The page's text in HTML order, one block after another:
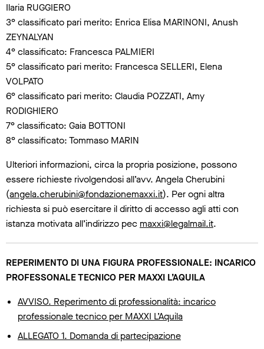
Ilaria RUGGIERO
3° classificato pari merito: Enrica Elisa MARINONI, Anush
ZEYNALYAN
4° classificato: Francesca PALMIERI
5° classificato pari merito: Francesca SELLERI, Elena
VOLPATO
6° classificato pari merito: Claudia POZZATI, Amy
RODIGHIERO
7° classificato: Gaia BOTTONI
8° classificato: Tommaso MARIN
Ulteriori informazioni, circa la propria posizione, possono
essere richieste rivolgendosi all’avv. Angela Cherubini
(angela.cherubini@fondazionemaxxi.it). Per ogni altra
richiesta si può esercitare il diritto di accesso agli atti con
istanza motivata all’indirizzo pec maxxi@legalmail.it.
REPERIMENTO DI UNA FIGURA PROFESSIONALE: INCARICO
PROFESSONALE TECNICO PER MAXXI L’AQUILA
AVVISO. Reperimento di professionalità: incarico
professionale tecnico per MAXXI L’Aquila
ALLEGATO 1. Domanda di partecipazione